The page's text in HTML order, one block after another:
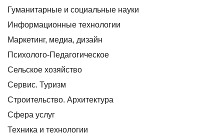
Гуманитарные и социальные науки
Информационные технологии
Маркетинг, медиа, дизайн
Психолого-Педагогическое
Сельское хозяйство
Сервис. Туризм
Строительство. Архитектура
Сфера услуг
Техника и технологии